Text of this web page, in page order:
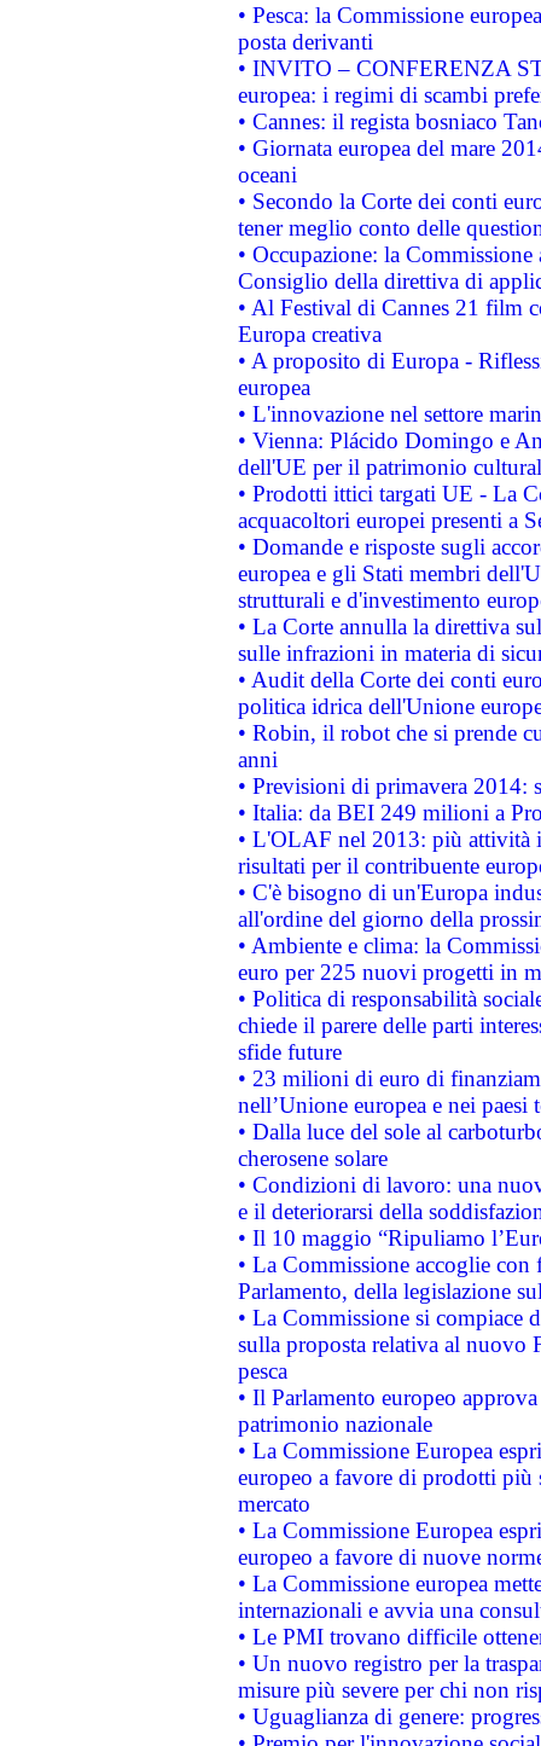
• Pesca: la Commissione
posta derivanti
• INVITO – CONFERENZA
europea: i regimi di scambi
• Cannes: il regista bosniaco
• Giornata europea del mare
oceani
• Secondo la Corte dei conti
tener meglio conto delle
• Occupazione: la
Consiglio della direttiva di
• Al Festival di Cannes 21 film
Europa creativa
• A proposito di Europa -
europea
• L'innovazione nel settore
• Vienna: Plácido Domingo e
dell'UE per il patrimonio
• Prodotti ittici targati UE - La
acquacoltori europei presenti a
• Domande e risposte sugli
europea e gli Stati membri
strutturali e d'investimento
• La Corte annulla la direttiva
sulle infrazioni in materia di
• Audit della Corte dei conti
politica idrica dell'Unione
• Robin, il robot che si prende
anni
• Previsioni di primavera 2014:
• Italia: da BEI 249 milioni a
• L'OLAF nel 2013: più attività
risultati per il contribuente
• C'è bisogno di un'Europa
all'ordine del giorno della
• Ambiente e clima: la
euro per 225 nuovi progetti in
• Politica di responsabilità
chiede il parere delle parti
sfide future
• 23 milioni di euro di
nell’Unione europea e nei paesi
• Dalla luce del sole al
cherosene solare
• Condizioni di lavoro: una
e il deteriorarsi della
• Il 10 maggio “Ripuliamo
• La Commissione accoglie
Parlamento, della legislazione
• La Commissione si compiace
sulla proposta relativa al nuovo
pesca
• Il Parlamento europeo
patrimonio nazionale
• La Commissione Europea
europeo a favore di prodotti
mercato
• La Commissione Europea
europeo a favore di nuove
• La Commissione europea
internazionali e avvia una
• Le PMI trovano difficile
• Un nuovo registro per la
misure più severe per chi non
• Uguaglianza di genere: